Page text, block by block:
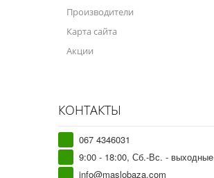
Производители
Карта сайта
Акции
КОНТАКТЫ
067 4346031
9:00 - 18:00, Сб.-Вс. - выходные
info@maslobaza.com